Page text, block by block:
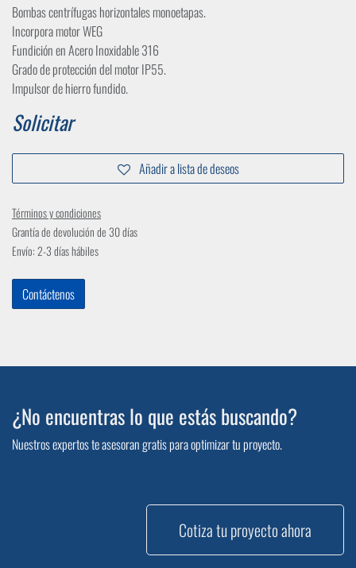
Bombas centrífugas horizontales monoetapas.
Incorpora motor WEG
Fundición en Acero Inoxidable 316
Grado de protección del motor IP55.
Impulsor de hierro fundido.
Solicitar
Añadir a lista de deseos
Términos y condiciones
Grantía de devolución de 30 días
Envío: 2-3 días hábiles
Contáctenos
¿No encuentras lo que estás buscando?
Nuestros expertos te asesoran gratis para optimizar tu proyecto.
Cotiza tu proyecto ahora